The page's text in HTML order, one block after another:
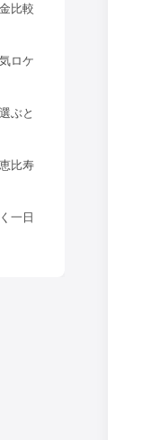
比較
ロケ
ぶと
比寿
一日